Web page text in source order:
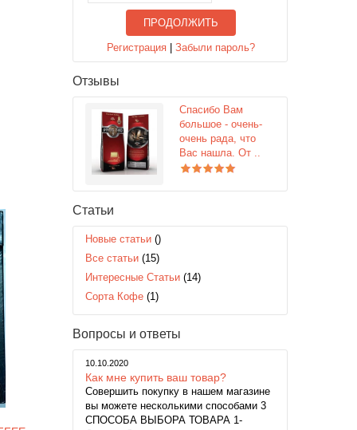
ПРОДОЛЖИТЬ
Регистрация |Забыли пароль?
Отзывы
Спасибо Вам
большое - очень-
очень рада, что
Вас нашла. От ..
Статьи
Новые статьи ()
Все статьи (15)
Интересные Статьи (14)
Сорта Кофе (1)
Вопросы и ответы
10.10.2020
Как мне купить ваш товар?
Совершить покупку в нашем магазине
вы можете несколькими способами 3
СПОСОБА ВЫБОРА ТОВАРА 1-